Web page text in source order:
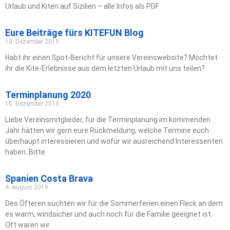
Urlaub und Kiten auf Sizilien – alle Infos als PDF
Eure Beiträge fürs KITEFUN Blog
18. Dezember 2019
Habt ihr einen Spot-Bericht für unsere Vereinswebsite? Möchtet
ihr die Kite-Erlebnisse aus dem letzten Urlaub mit uns teilen?
Terminplanung 2020
10. Dezember 2019
Liebe Vereinsmitglieder, für die Terminplanung im kommenden
Jahr hätten wir gern eure Rückmeldung, welche Termine euch
überhaupt interessieren und wofür wir ausreichend Interessenten
haben. Bitte
Spanien Costa Brava
4. August 2019
Des Öfteren suchten wir für die Sommerferien einen Fleck an dem
es warm, windsicher und auch noch für die Familie geeignet ist.
Oft waren wir